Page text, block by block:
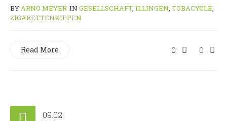
BYARNO MEYER IN GESELLSCHAFT, ILLINGEN, TOBACYCLE,
ZIGARETTENKIPPEN
0 0
Read More
09.02